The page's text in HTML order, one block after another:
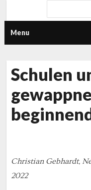
Menu
Schulen
Christian Gebhardt,
2022